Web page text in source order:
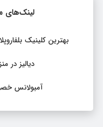
لینک‌های
بهترین کلینیک
دیالیز در
آمبولانس